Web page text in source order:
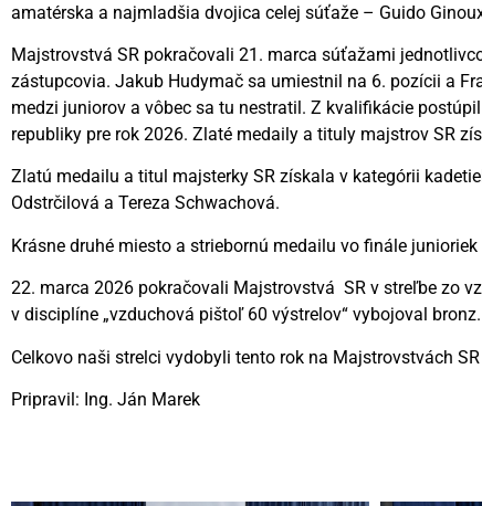
amatérska a najmladšia dvojica celej súťaže – Guido
Majstrovstvá SR pokračovali 21. marca súťažami
zástupcovia. Jakub Hudymač sa umiestnil na 6. pozícii a
medzi juniorov a vôbec sa tu nestratil. Z kvalifikácie
republiky pre rok 2026. Zlaté medaily a tituly majstrov SR
Zlatú medailu a titul majsterky SR získala v kategórii
Odstrčilová a Tereza Schwachová.
Krásne druhé miesto a striebornú medailu vo finále
22. marca 2026 pokračovali Majstrovstvá SR v streľbe zo
v disciplíne „vzduchová pištoľ 60 výstrelov“ vybojoval bronz.
Celkovo naši strelci vydobyli tento rok na Majstrovstvách
Pripravil: Ing. Ján Marek